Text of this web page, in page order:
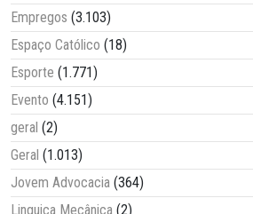
Empregos (3.103)
Espaço Católico (18)
Esporte (1.771)
Evento (4.151)
geral (2)
Geral (1.013)
Jovem Advocacia (364)
Linguiça Mecânica (2)